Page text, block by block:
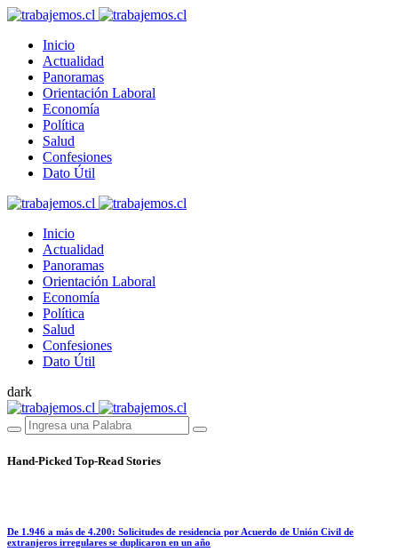
Inicio
Actualidad
Panoramas
Orientación Laboral
Economía
Política
Salud
Confesiones
Dato Útil
Inicio
Actualidad
Panoramas
Orientación Laboral
Economía
Política
Salud
Confesiones
Dato Útil
dark
Hand-Picked Top-Read Stories
De 1.946 a más de 4.200: Solicitudes de residencia por Acuerdo de Unión Civil de
extranjeros irregulares se duplicaron en un año